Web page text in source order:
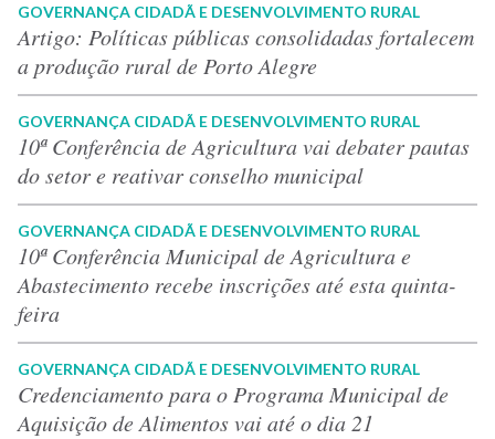
GOVERNANÇA CIDADÃ E DESENVOLVIMENTO RURAL
Artigo: Políticas públicas consolidadas fortalecem
a produção rural de Porto Alegre
GOVERNANÇA CIDADÃ E DESENVOLVIMENTO RURAL
10ª Conferência de Agricultura vai debater pautas
do setor e reativar conselho municipal
GOVERNANÇA CIDADÃ E DESENVOLVIMENTO RURAL
10ª Conferência Municipal de Agricultura e
Abastecimento recebe inscrições até esta quinta-
feira
GOVERNANÇA CIDADÃ E DESENVOLVIMENTO RURAL
Credenciamento para o Programa Municipal de
Aquisição de Alimentos vai até o dia 21